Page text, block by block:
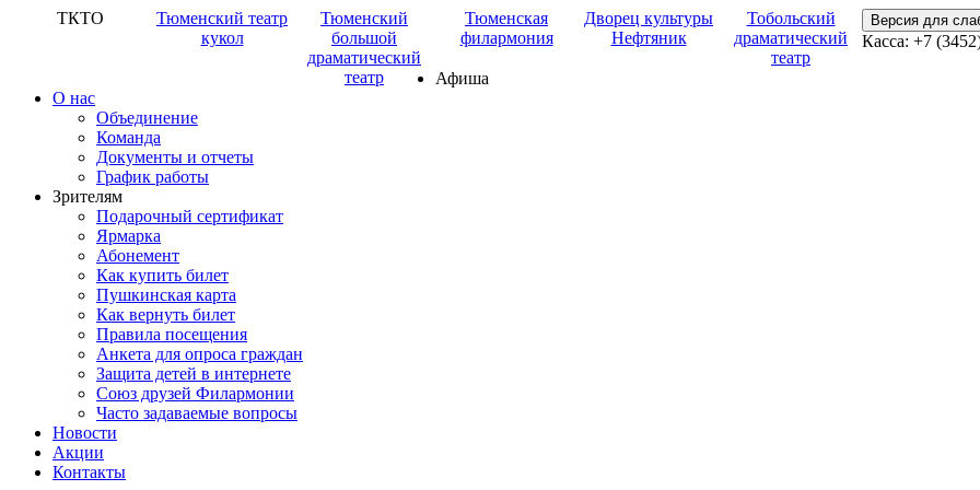
ТКТО
Тюменский театр
кукол
Тюменский
большой
драматический
театр
Тюменская
филармония
Дворец культуры
Нефтяник
Тобольский
драматический
театр
Версия для
Касса: +7
Афиша
О нас
Объединение
Команда
Документы и отчеты
График работы
Зрителям
Подарочный сертификат
Ярмарка
Абонемент
Как купить билет
Пушкинская карта
Как вернуть билет
Правила посещения
Анкета для опроса граждан
Защита детей в интернете
Союз друзей Филармонии
Часто задаваемые вопросы
Новости
Акции
Контакты